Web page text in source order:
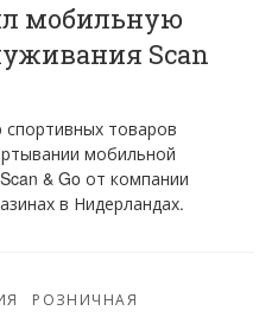
мобильную
Scan
товаров
мобильной
& Go от компании
в Нидерландах.
РОЗНИЧНАЯ